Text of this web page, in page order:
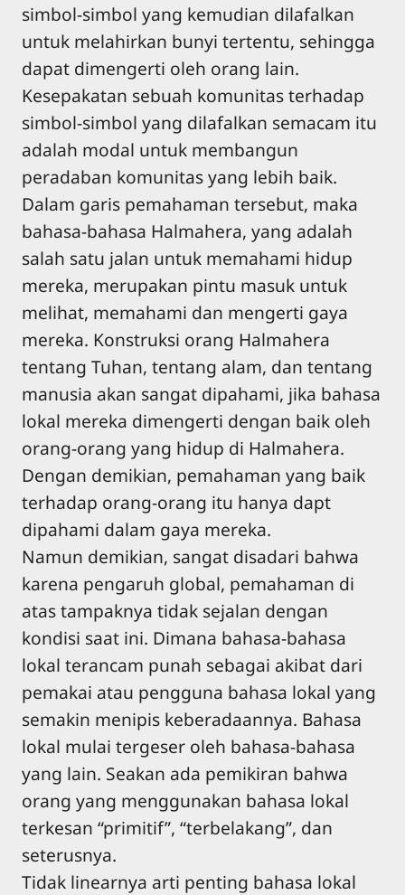
simbol-simbol yang kemudian dilafalkan
untuk melahirkan bunyi tertentu, sehingga
dapat dimengerti oleh orang lain.
Kesepakatan sebuah komunitas terhadap
simbol-simbol yang dilafalkan semacam itu
adalah modal untuk membangun
peradaban komunitas yang lebih baik.
Dalam garis pemahaman tersebut, maka
bahasa-bahasa Halmahera, yang adalah
salah satu jalan untuk memahami hidup
mereka, merupakan pintu masuk untuk
melihat, memahami dan mengerti gaya
mereka. Konstruksi orang Halmahera
tentang Tuhan, tentang alam, dan tentang
manusia akan sangat dipahami, jika bahasa
lokal mereka dimengerti dengan baik oleh
orang-orang yang hidup di Halmahera.
Dengan demikian, pemahaman yang baik
terhadap orang-orang itu hanya dapt
dipahami dalam gaya mereka.
Namun demikian, sangat disadari bahwa
karena pengaruh global, pemahaman di
atas tampaknya tidak sejalan dengan
kondisi saat ini. Dimana bahasa-bahasa
lokal terancam punah sebagai akibat dari
pemakai atau pengguna bahasa lokal yang
semakin menipis keberadaannya. Bahasa
lokal mulai tergeser oleh bahasa-bahasa
yang lain. Seakan ada pemikiran bahwa
orang yang menggunakan bahasa lokal
terkesan “primitif”, “terbelakang”, dan
seterusnya.
Tidak linearnya arti penting bahasa lokal